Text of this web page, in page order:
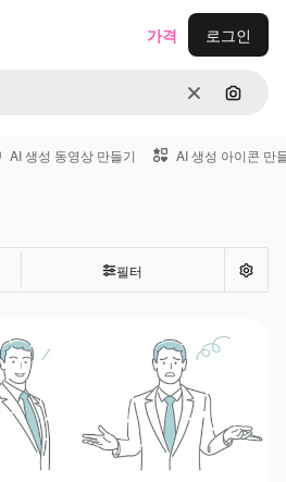
지우기이미지
가격 로그인
AI 생성 동영상 만들기 AI 생성 아이콘 만
필터